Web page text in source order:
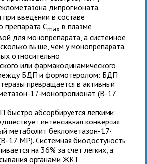
дипропионата.
введении в составе
препарата Cmax в плазме
для монопрепарата, а системное
выше, чем у монопрепарата.
относительно
или фармакодинамического
БДП и формотеролом: БДП
превращается в активный
17-монопропионат (В-17
быстро абсорбируется легкими;
интенсивная конверсия
метаболит беклометазон-17-
17 MP). Системная биодостуность
на 36% за счет легких, а
органами ЖКТ